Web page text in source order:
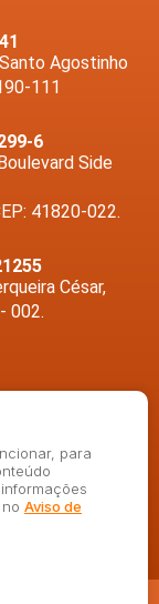
Agostinho
111
6
Side
41820-022.
César,
002.
para
Aviso de